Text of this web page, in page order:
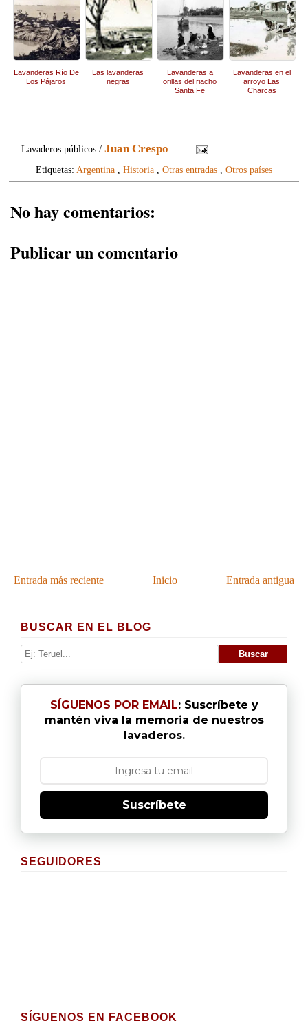
Lavanderas Río De
Los Pájaros
Las lavanderas
negras
Lavanderas a
orillas del riacho
Santa Fe
Lavanderas en el
arroyo Las
Charcas
Lavaderos públicos /Juan Crespo
Etiquetas: Argentina Historia Otras entradas Otros países
No hay comentarios:
Publicar un comentario
Entrada más reciente Entrada antigua
Inicio
BUSCAR EN EL BLOG
SÍGUENOS POR EMAIL: Suscríbete y
mantén viva la memoria de nuestros
lavaderos.
Suscríbete
SEGUIDORES
SÍGUENOS EN FACEBOOK